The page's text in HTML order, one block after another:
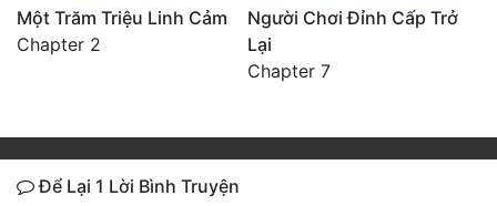
Một Trăm Triệu Linh Cảm
Chapter 2
Người Chơi Đỉnh Cấp Trở
Lại
Chapter 7
Để Lại 1 Lời Bình Truyện